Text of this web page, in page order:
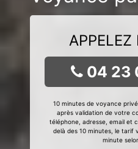
04 23
10 minutes de voyance
après validation de votre
téléphone, adresse, email et
delà des 10 minutes, le tarif
minute